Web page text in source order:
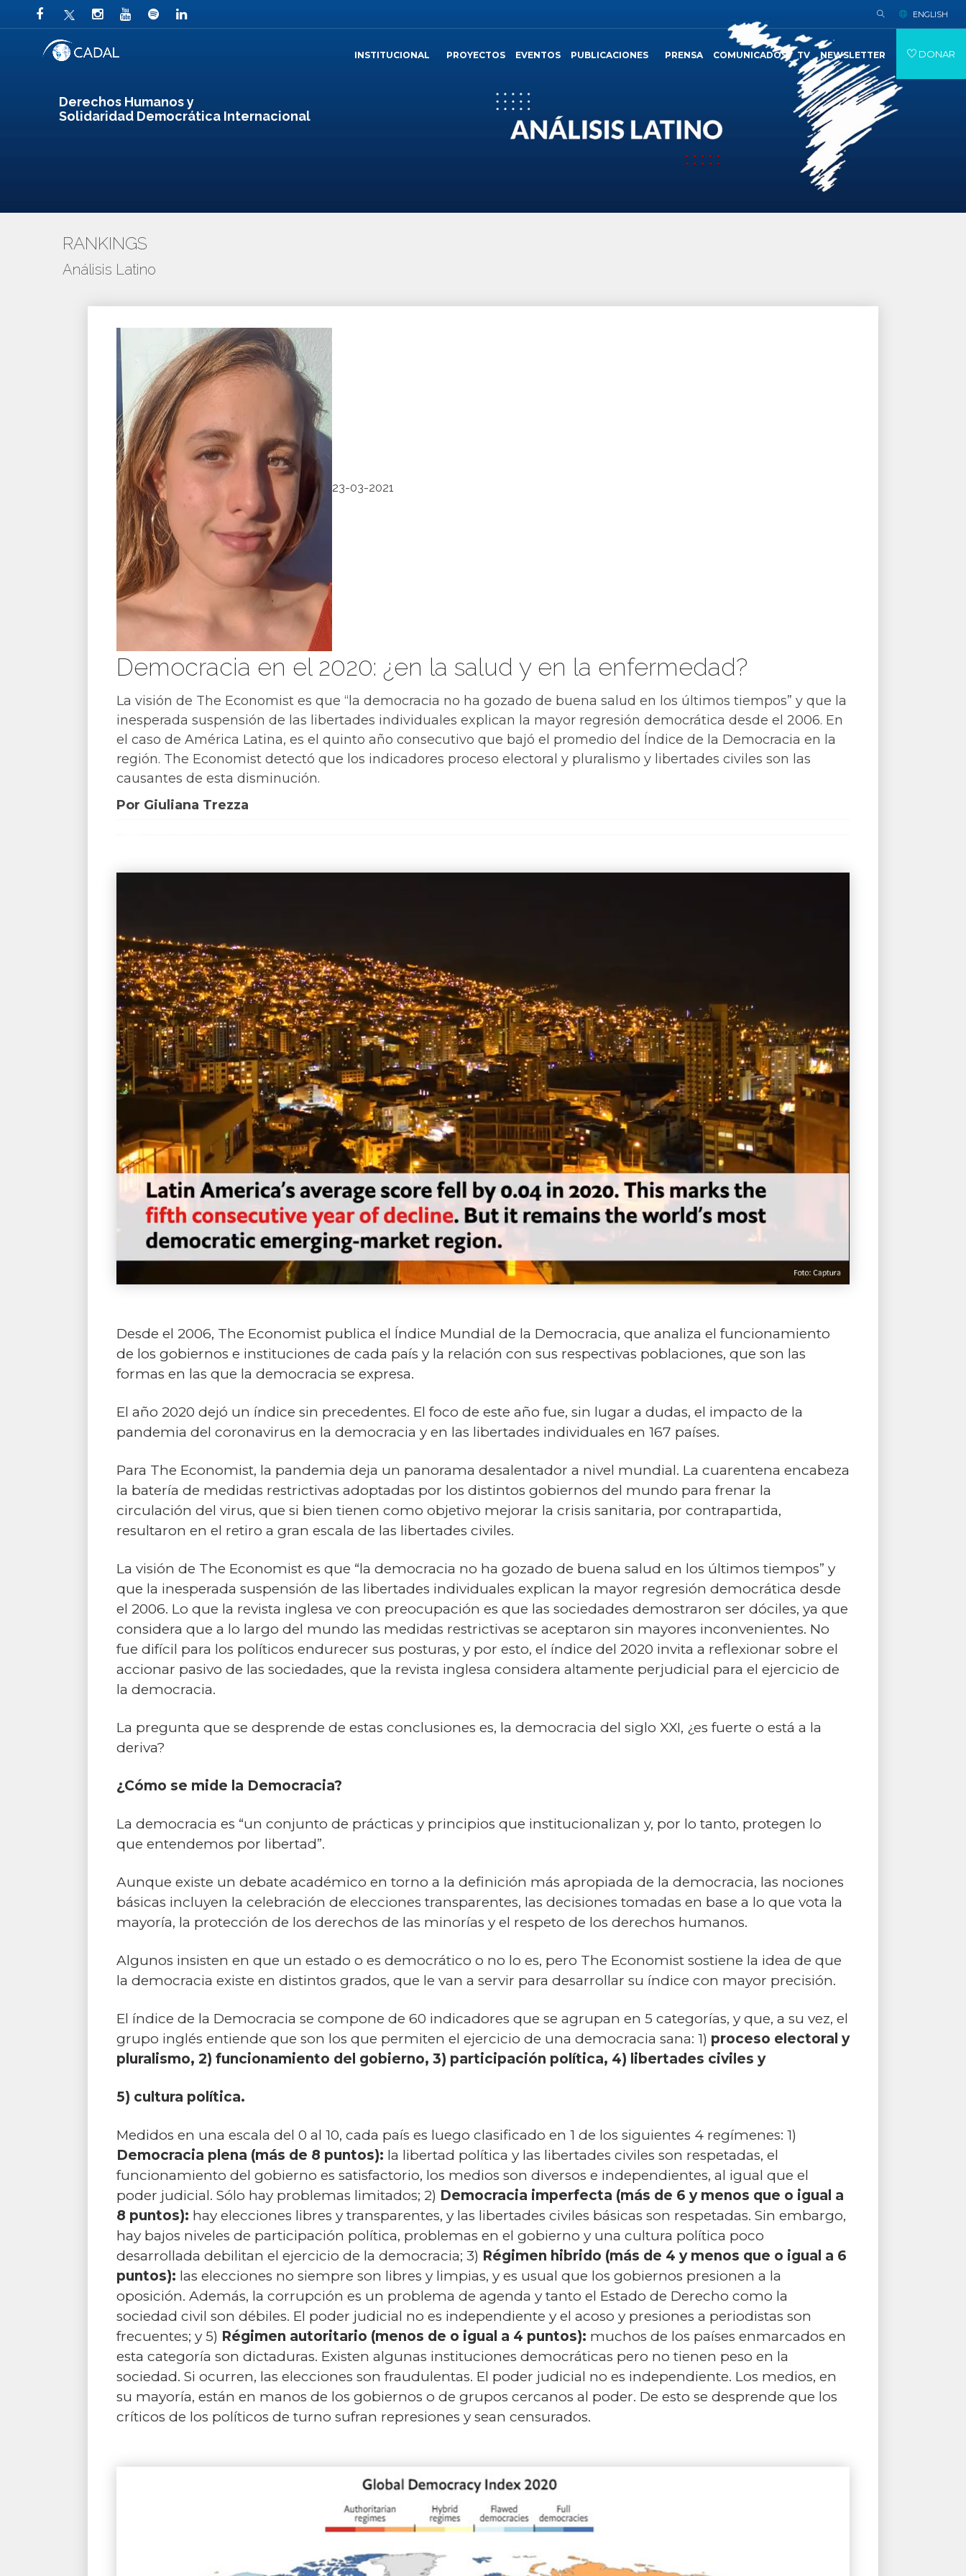
Derechos Humanos y
Solidaridad Democrática Internacional
ENGLISH
INSTITUCIONAL PROYECTOS EVENTOS PUBLICACIONES PRENSA COMUNICADOS TV NEWSLETTER DONAR
RANKINGS
Análisis Latino
23-03-2021
Democracia en el 2020: ¿en la salud y en la enfermedad?
La visión de The Economist es que “la democracia no ha gozado de buena salud en los últimos tiempos” y que la
inesperada suspensión de las libertades individuales explican la mayor regresión democrática desde el 2006. En
el caso de América Latina, es el quinto año consecutivo que bajó el promedio del Índice de la Democracia en la
región. The Economist detectó que los indicadores proceso electoral y pluralismo y libertades civiles son las
causantes de esta disminución.
Por Giuliana Trezza
Desde el 2006, The Economist publica el Índice Mundial de la Democracia, que analiza el funcionamiento
de los gobiernos e instituciones de cada país y la relación con sus respectivas poblaciones, que son las
formas en las que la democracia se expresa.
El año 2020 dejó un índice sin precedentes. El foco de este año fue, sin lugar a dudas, el impacto de la
pandemia del coronavirus en la democracia y en las libertades individuales en 167 países.
Para The Economist, la pandemia deja un panorama desalentador a nivel mundial. La cuarentena encabeza
la batería de medidas restrictivas adoptadas por los distintos gobiernos del mundo para frenar la
circulación del virus, que si bien tienen como objetivo mejorar la crisis sanitaria, por contrapartida,
resultaron en el retiro a gran escala de las libertades civiles.
La visión de The Economist es que “la democracia no ha gozado de buena salud en los últimos tiempos” y
que la inesperada suspensión de las libertades individuales explican la mayor regresión democrática desde
el 2006. Lo que la revista inglesa ve con preocupación es que las sociedades demostraron ser dóciles, ya que
considera que a lo largo del mundo las medidas restrictivas se aceptaron sin mayores inconvenientes. No
fue difícil para los políticos endurecer sus posturas, y por esto, el índice del 2020 invita a reflexionar sobre el
accionar pasivo de las sociedades, que la revista inglesa considera altamente perjudicial para el ejercicio de
la democracia.
La pregunta que se desprende de estas conclusiones es, la democracia del siglo XXI, ¿es fuerte o está a la
deriva?
¿Cómo se mide la Democracia?
La democracia es “un conjunto de prácticas y principios que institucionalizan y, por lo tanto, protegen lo
que entendemos por libertad”.
Aunque existe un debate académico en torno a la definición más apropiada de la democracia, las nociones
básicas incluyen la celebración de elecciones transparentes, las decisiones tomadas en base a lo que vota la
mayoría, la protección de los derechos de las minorías y el respeto de los derechos humanos.
Algunos insisten en que un estado o es democrático o no lo es, pero The Economist sostiene la idea de que
la democracia existe en distintos grados, que le van a servir para desarrollar su índice con mayor precisión.
El índice de la Democracia se compone de 60 indicadores que se agrupan en 5 categorías, y que, a su vez, el
grupo inglés entiende que son los que permiten el ejercicio de una democracia sana: 1) proceso electoral y
pluralismo, 2) funcionamiento del gobierno, 3) participación política, 4) libertades civiles y
5) cultura política.
Medidos en una escala del 0 al 10, cada país es luego clasificado en 1 de los siguientes 4 regímenes: 1)
Democracia plena (más de 8 puntos): la libertad política y las libertades civiles son respetadas, el
funcionamiento del gobierno es satisfactorio, los medios son diversos e independientes, al igual que el
poder judicial. Sólo hay problemas limitados; 2) Democracia imperfecta (más de 6 y menos que o igual a
8 puntos): hay elecciones libres y transparentes, y las libertades civiles básicas son respetadas. Sin embargo,
hay bajos niveles de participación política, problemas en el gobierno y una cultura política poco
desarrollada debilitan el ejercicio de la democracia; 3) Régimen hibrido (más de 4 y menos que o igual a 6
puntos): las elecciones no siempre son libres y limpias, y es usual que los gobiernos presionen a la
oposición. Además, la corrupción es un problema de agenda y tanto el Estado de Derecho como la
sociedad civil son débiles. El poder judicial no es independiente y el acoso y presiones a periodistas son
frecuentes; y 5) Régimen autoritario (menos de o igual a 4 puntos): muchos de los países enmarcados en
esta categoría son dictaduras. Existen algunas instituciones democráticas pero no tienen peso en la
sociedad. Si ocurren, las elecciones son fraudulentas. El poder judicial no es independiente. Los medios, en
su mayoría, están en manos de los gobiernos o de grupos cercanos al poder. De esto se desprende que los
críticos de los políticos de turno sufran represiones y sean censurados.